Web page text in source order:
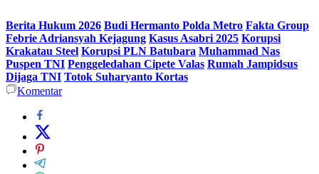
Berita Hukum 2026 Budi Hermanto Polda Metro Fakta Group
Febrie Adriansyah Kejagung Kasus Asabri 2025 Korupsi
Krakatau Steel Korupsi PLN Batubara Muhammad Nas
Puspen TNI Penggeledahan Cipete Valas Rumah Jampidsus
Dijaga TNI Totok Suharyanto Kortas
Komentar